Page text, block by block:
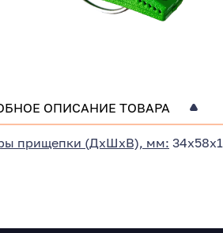
ОПИСАНИЕ ТОВАРА
прищепки (ДхШхВ), мм: